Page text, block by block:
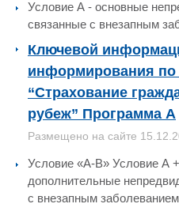
Условие А - основные
связанные с внезапным
Ключевой
информирования по
“Страхование
рубеж” Программа А
Размещено на сайте
Условие «А-B» Условие А
дополнительные
с внезапным